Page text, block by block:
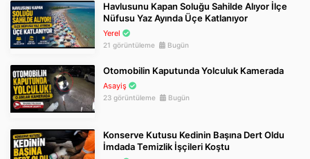
Havlusunu Kapan Soluğu Sahilde Alıyor İlçe
Nüfusu Yaz Ayında Üçe Katlanıyor
Yerel
21 görüntüleme Bugün
Otomobilin Kaputunda Yolculuk Kamerada
Asayiş
23 görüntüleme Bugün
Konserve Kutusu Kedinin Başına Dert Oldu
İmdada Temizlik İşçileri Koştu